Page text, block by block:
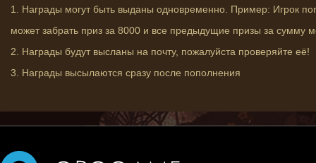
1. Награды могут быть выданы одновременно. Пример: Игрок
может забрать приз за 8000 и все предыдущие призы за сумму
2. Награды будут высланы на почту, пожалуйста проверяйте её!
3. Награды высылаются сразу после пополнения